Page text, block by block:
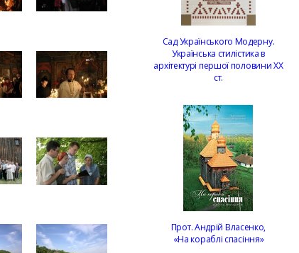
Сад Українського Модерну.
Українська стилістика в
архітектурі першої половини ХХ
ст.
Прот. Андрій Власенко,
«На кораблі спасіння»